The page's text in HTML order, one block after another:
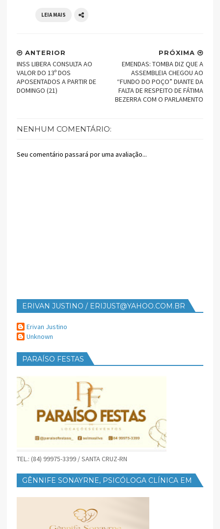
LEIA MAIS
PRÓXIMA
EMENDAS: TOMBA DIZ QUE A
ASSEMBLEIA CHEGOU AO
“FUNDO DO POÇO” DIANTE DA
FALTA DE RESPEITO DE FÁTIMA
BEZERRA COM O PARLAMENTO
ANTERIOR
INSS LIBERA CONSULTA AO
VALOR DO 13º DOS
APOSENTADOS A PARTIR DE
DOMINGO (21)
NENHUM COMENTÁRIO:
Seu comentário passará por uma avaliação...
ERIVAN JUSTINO / ERIJUST@YAHOO.COM.BR
Erivan Justino
Unknown
PARAÍSO FESTAS
TEL.: (84) 99975-3399 / SANTA CRUZ-RN
GÊNNIFE SONAYRNE, PSICÓLOGA CLÍNICA EM